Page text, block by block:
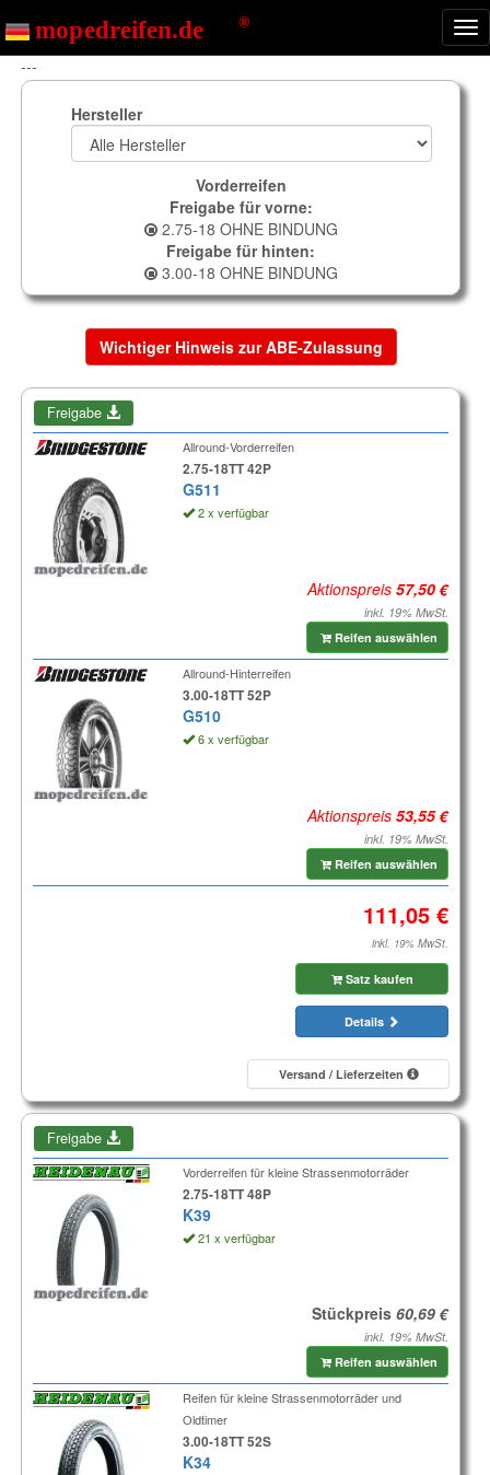
---
Hersteller
Vorderreifen
Freigabe für vorne:
2.75-18 OHNE BINDUNG
Freigabe für hinten:
3.00-18 OHNE BINDUNG
Wichtiger Hinweis zur ABE-Zulassung
Freigabe
Allround-Vorderreifen
2.75-18TT 42P
G511
2 x verfügbar
Aktionspreis
inkl. 19% MwSt.
Reifen auswählen
Allround-Hinterreifen
3.00-18TT 52P
G510
6 x verfügbar
Aktionspreis
inkl. 19% MwSt.
Reifen auswählen
inkl. 19% MwSt.
Satz kaufen
Details
Versand / Lieferzeiten
Freigabe
Vorderreifen für kleine Strassenmotorräder
2.75-18TT 48P
K39
21 x verfügbar
Stückpreis
inkl. 19% MwSt.
Reifen auswählen
Reifen für kleine Strassenmotorräder und
Oldtimer
3.00-18TT 52S
K34